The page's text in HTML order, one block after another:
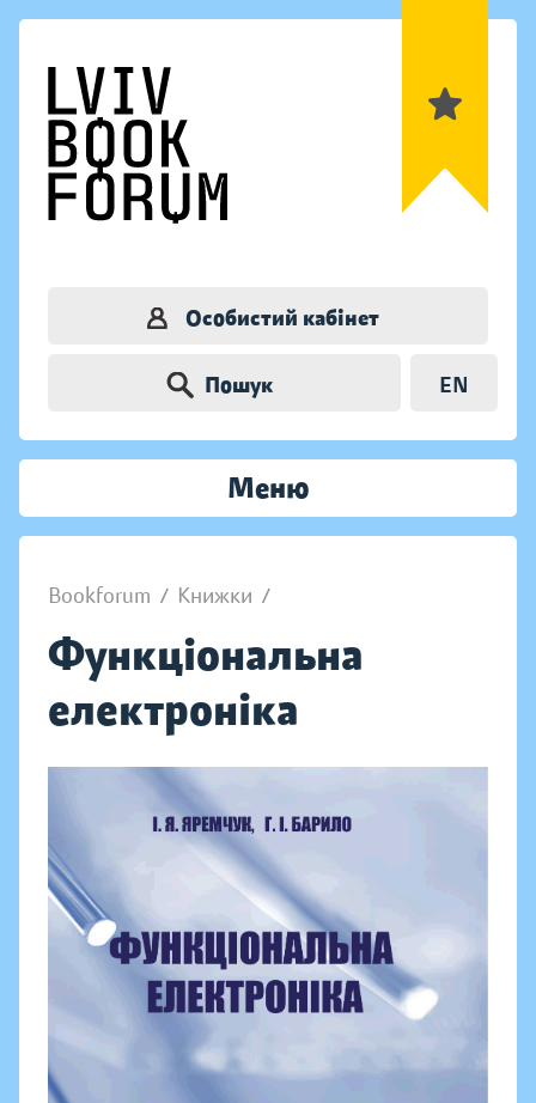
Особистий кабінет
Пошук EN
Меню
Bookforum / Книжки /
Функціональна
електроніка